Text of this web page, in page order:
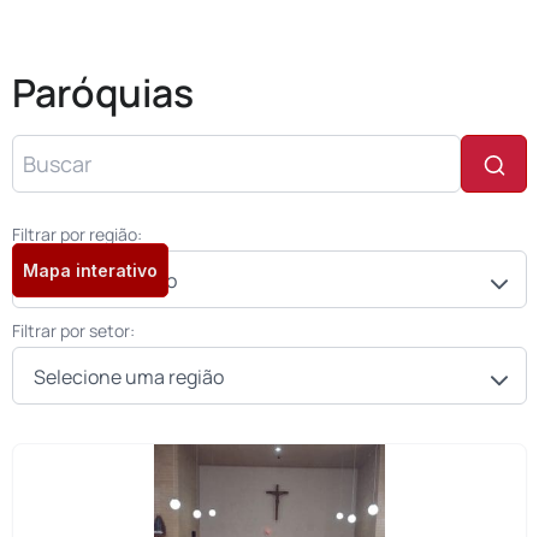
Mapa interativo
Paróquias
Filtrar por região:
Filtrar por setor: